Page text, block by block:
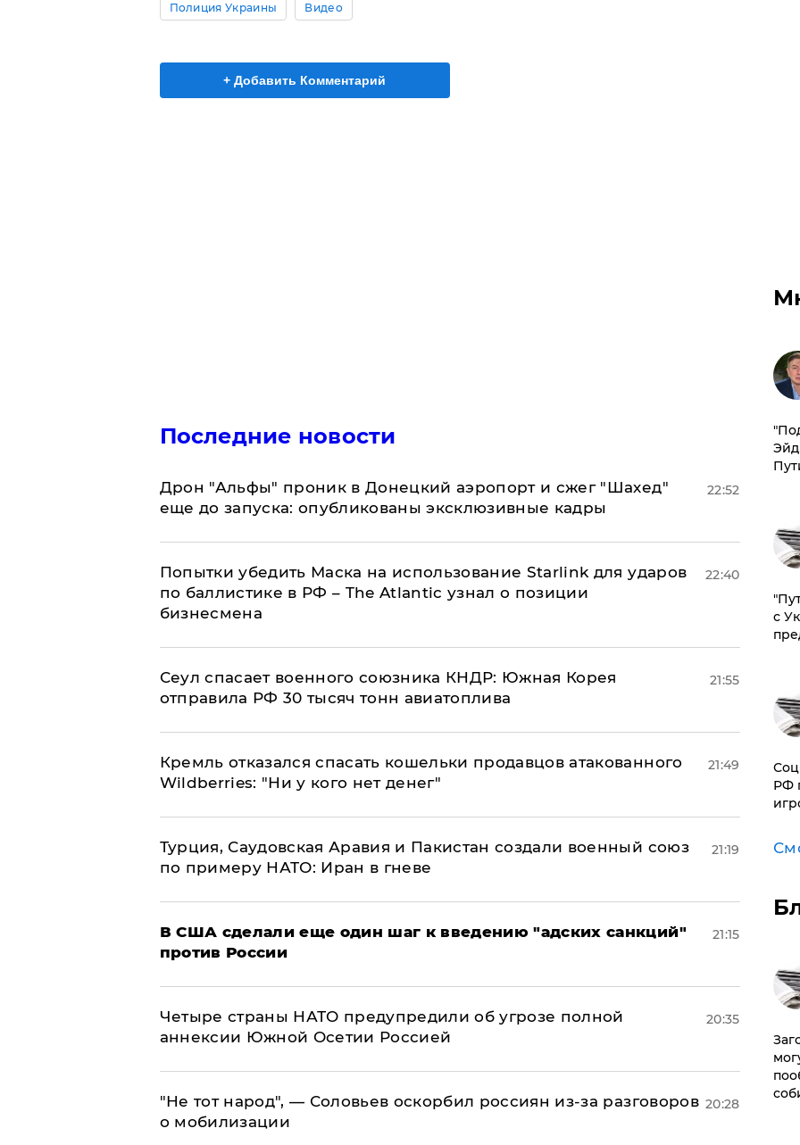
Полиция Украины Видео
+ Добавить Комментарий
Последние новости
Дрон "Альфы" проник в Донецкий аэропорт и сжег "Шахед"
еще до запуска: опубликованы эксклюзивные кадры
22:52
Попытки убедить Маска на использование Starlink для ударов
по баллистике в РФ – The Atlantic узнал о позиции
бизнесмена
22:40
​Сеул спасает военного союзника КНДР: Южная Корея
отправила РФ 30 тысяч тонн авиатоплива
21:55
Кремль отказался спасать кошельки продавцов атакованного
Wildberries: "Ни у кого нет денег"
21:49
Турция, Саудовская Аравия и Пакистан создали военный союз
по примеру НАТО: Иран в гневе
21:19
В США сделали еще один шаг к введению "адских санкций"
против России
21:15
Четыре страны НАТО предупредили об угрозе полной
аннексии Южной Осетии Россией
20:35
​"Не тот народ", — Соловьев оскорбил россиян из-за разговоров
о мобилизации
20:28
с
РФ